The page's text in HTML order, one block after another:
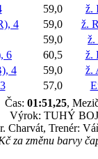
59,0
ž.
4 59,0
ž.
59,0
ž.
6 60,5
ž.
4 59,0
ž.
57,0
Čas: 01:51,25,
Výrok: TUHÝ BOJ
Charvát, Trenér:
za změnu barvy